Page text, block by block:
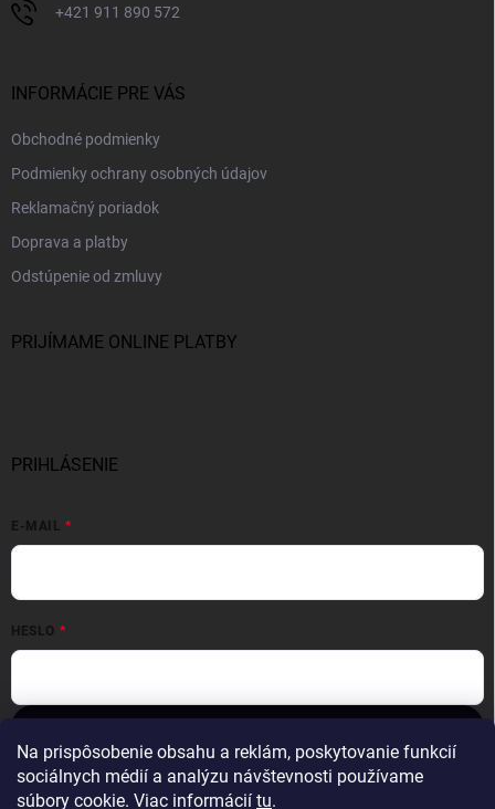
Na prispôsobenie obsahu a reklám, poskytovanie funkcií
sociálnych médií a analýzu návštevnosti používame
súbory cookie. Viac informácií tu.
+421 911 890 572
INFORMÁCIE PRE VÁS
Obchodné podmienky
Podmienky ochrany osobných údajov
Reklamačný poriadok
Doprava a platby
Odstúpenie od zmluvy
PRIJÍMAME ONLINE PLATBY
PRIHLÁSENIE
E-MAIL
HESLO
Nová registráciaZabudnuté heslo